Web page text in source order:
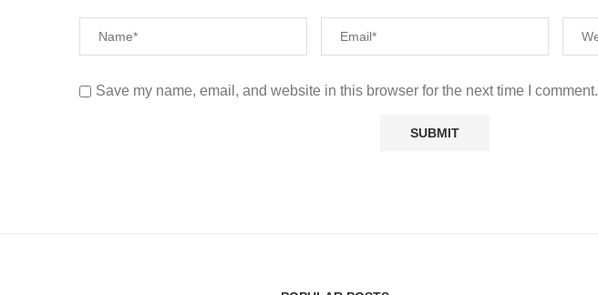
Save my name, email, and website in this browser for the next time I comment.